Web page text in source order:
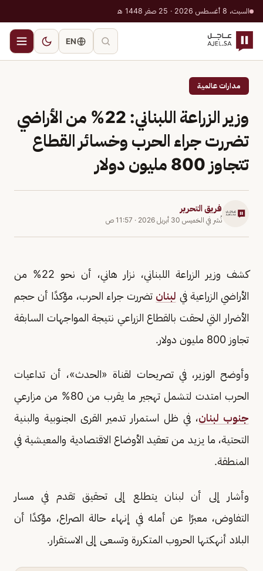
السبت، 8 أغسطس 2026 · 25 صفر 1448 هـ
EN
مدارات عالمية
وزير الزراعة اللبناني: 22% من الأراضي
تضررت جراء الحرب وخسائر القطاع
تتجاوز 800 مليون دولار
فريق التحرير
نُشر في الخميس 30 أبريل 2026 · 11:57 ص
كشف وزير الزراعة اللبناني، نزار هاني، أن نحو 22% من
الأراضي الزراعية في لبنان تضررت جراء الحرب، مؤكدًا أن حجم
الأضرار التي لحقت بالقطاع الزراعي نتيجة المواجهات السابقة
تجاوز 800 مليون دولار.
وأوضح الوزير، في تصريحات لقناة «الحدث»، أن تداعيات
الحرب امتدت لتشمل تهجير ما يقرب من 80% من مزارعي
جنوب لبنان، في ظل استمرار تدمير القرى الجنوبية والبنية
التحتية، ما يزيد من تعقيد الأوضاع الاقتصادية والمعيشية في
المنطقة.
وأشار إلى أن لبنان يتطلع إلى تحقيق تقدم في مسار
التفاوض، معبرًا عن أمله في إنهاء حالة الصراع، مؤكدًا أن
البلاد أنهكتها الحروب المتكررة وتسعى إلى الاستقرار.